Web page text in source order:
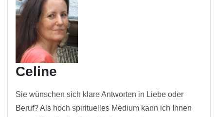
Celine
Sie wünschen sich klare Antworten in Liebe oder
Beruf? Als hoch spirituelles Medium kann ich Ihnen